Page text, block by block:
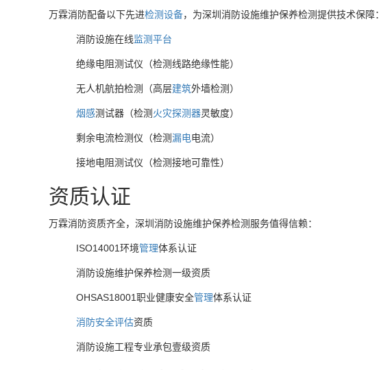
万霖消防配备以下先进检测设备，为深圳消防设施维护保养检测提供技术保障：
消防设施在线监测平台
绝缘电阻测试仪（检测线路绝缘性能）
无人机航拍检测（高层建筑外墙检测）
烟感测试器（检测 火灾探测器灵敏度）
剩余电流检测仪（检测漏电电流）
接地电阻测试仪（检测接地可靠性）
资质认证
万霖消防资质齐全，深圳消防设施维护保养检测服务值得信赖：
ISO14001环境管理体系认证
消防设施维护保养检测一级资质
OHSAS18001职业健康安全管理体系认证
消防安全评估资质
消防设施工程专业承包壹级资质